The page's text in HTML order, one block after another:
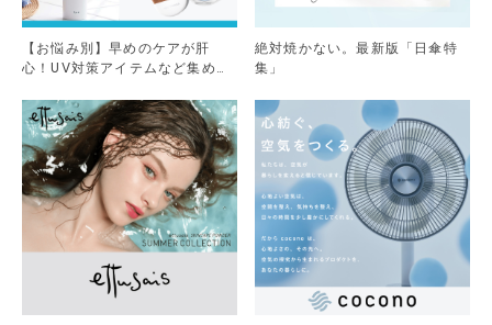
【お悩み別】早めのケアが肝
心！UV対策アイテムなど集めま
絶対焼かない。最新版「日傘特
集」